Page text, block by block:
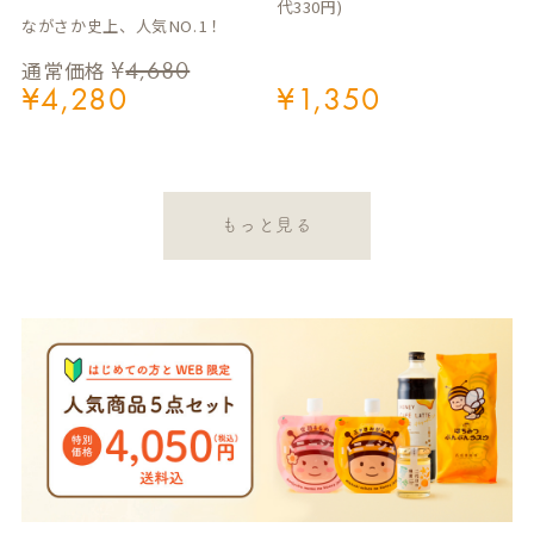
通常価格 ¥4,680
¥4,280
ながさか史上、人気NO.1！
¥1,350
代330円)
もっと見る